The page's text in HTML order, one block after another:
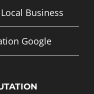
Business
Google